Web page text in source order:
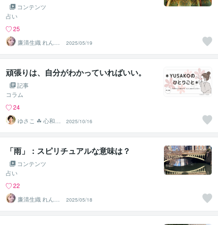
コンテンツ
占い
25
廉清生織 れんせ
い さき
2025/05/19
頑張りは、自分がわかっていればいい。
記事
コラム
24
ゆさこ ☘ 心和ら
ぐ拠り所
2025/10/16
「雨」：スピリチュアルな意味は？
コンテンツ
占い
22
廉清生織 れんせ
い さき
2025/05/18